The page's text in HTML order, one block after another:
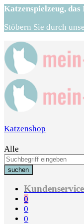
Katzenspielzeug, das
Stöbern Sie durch
Katzenshop
Alle
suchen
Kundenservice
0
0
0